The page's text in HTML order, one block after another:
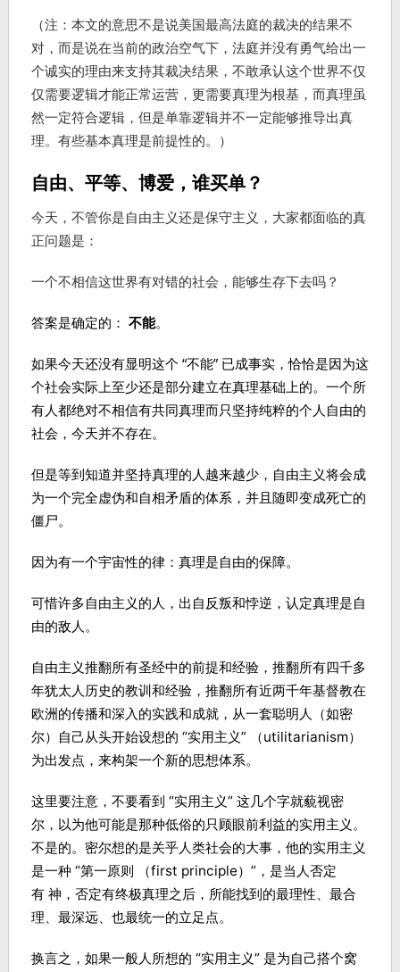
（注：本文的意思不是说美国最高法庭的裁决的结果不
对，而是说在当前的政治空气下，法庭并没有勇气给出一
个诚实的理由来支持其裁决结果，不敢承认这个世界不仅
仅需要逻辑才能正常运营，更需要真理为根基，而真理虽
然一定符合逻辑，但是单靠逻辑并不一定能够推导出真
理。有些基本真理是前提性的。）
自由、平等、博爱，谁买单？
今天，不管你是自由主义还是保守主义，大家都面临的真
正问题是：
一个不相信这世界有对错的社会，能够生存下去吗？
答案是确定的： 不能。
如果今天还没有显明这个 “不能” 已成事实，恰恰是因为这
个社会实际上至少还是部分建立在真理基础上的。一个所
有人都绝对不相信有共同真理而只坚持纯粹的个人自由的
社会，今天并不存在。
但是等到知道并坚持真理的人越来越少，自由主义将会成
为一个完全虚伪和自相矛盾的体系，并且随即变成死亡的
僵尸。
因为有一个宇宙性的律：真理是自由的保障。
可惜许多自由主义的人，出自反叛和悖逆，认定真理是自
由的敌人。
自由主义推翻所有圣经中的前提和经验，推翻所有四千多
年犹太人历史的教训和经验，推翻所有近两千年基督教在
欧洲的传播和深入的实践和成就，从一套聪明人（如密
尔）自己从头开始设想的 “实用主义” （utilitarianism）
为出发点，来构架一个新的思想体系。
这里要注意，不要看到 “实用主义” 这几个字就藐视密
尔，以为他可能是那种低俗的只顾眼前利益的实用主义。
不是的。密尔想的是关乎人类社会的大事，他的实用主义
是一种 “第一原则 （first principle）”，是当人否定
有 神，否定有终极真理之后，所能找到的最理性、最合
理、最深远、也最统一的立足点。
换言之，如果一般人所想的 “实用主义” 是为自己搭个窝